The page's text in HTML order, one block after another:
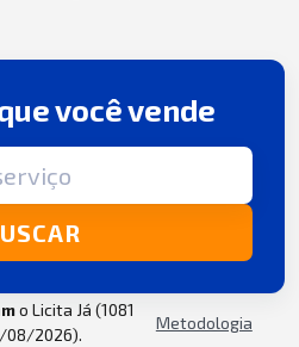
você vende
o Licita Já (1081
08/2026).
Metodologia